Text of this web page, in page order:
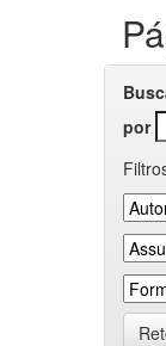
por